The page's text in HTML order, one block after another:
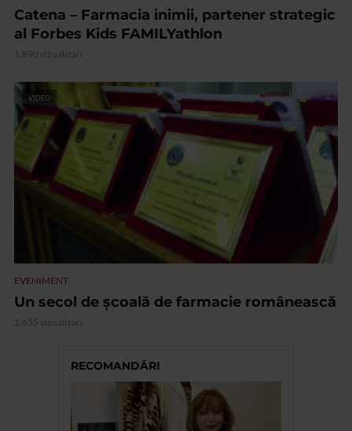
Catena – Farmacia inimii, partener strategic
al Forbes Kids FAMILYathlon
1.890 vizualizari
VIDEO
EVENIMENT
Un secol de școală de farmacie românească
1.655 vizualizari
RECOMANDĂRI